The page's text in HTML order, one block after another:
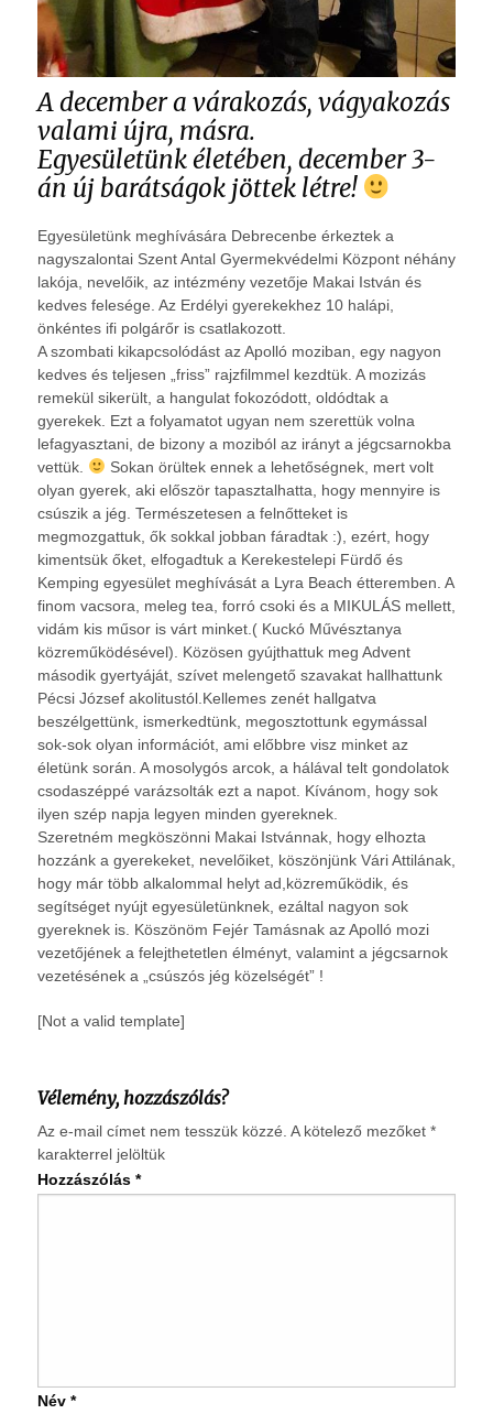
A december a várakozás, vágyakozás
valami újra, másra.
Egyesületünk életében, december 3-
án új barátságok jöttek létre!
Egyesületünk meghívására Debrecenbe érkeztek a
nagyszalontai Szent Antal Gyermekvédelmi Központ néhány
lakója, nevelőik, az intézmény vezetője Makai István és
kedves felesége. Az Erdélyi gyerekekhez 10 halápi,
önkéntes ifi polgárőr is csatlakozott.
A szombati kikapcsolódást az Apolló moziban, egy nagyon
kedves és teljesen „friss” rajzfilmmel kezdtük. A mozizás
remekül sikerült, a hangulat fokozódott, oldódtak a
gyerekek. Ezt a folyamatot ugyan nem szerettük volna
lefagyasztani, de bizony a moziból az irányt a jégcsarnokba
vettük.
Sokan örültek ennek a lehetőségnek, mert volt
olyan gyerek, aki először tapasztalhatta, hogy mennyire is
csúszik a jég. Természetesen a felnőtteket is
megmozgattuk, ők sokkal jobban fáradtak :), ezért, hogy
kimentsük őket, elfogadtuk a Kerekestelepi Fürdő és
Kemping egyesület meghívását a Lyra Beach étteremben. A
finom vacsora, meleg tea, forró csoki és a MIKULÁS mellett,
vidám kis műsor is várt minket.( Kuckó Művésztanya
közreműködésével). Közösen gyújthattuk meg Advent
második gyertyáját, szívet melengető szavakat hallhattunk
Pécsi József akolitustól.Kellemes zenét hallgatva
beszélgettünk, ismerkedtünk, megosztottunk egymással
sok-sok olyan információt, ami előbbre visz minket az
életünk során. A mosolygós arcok, a hálával telt gondolatok
csodaszéppé varázsolták ezt a napot. Kívánom, hogy sok
ilyen szép napja legyen minden gyereknek.
Szeretném megköszönni Makai Istvánnak, hogy elhozta
hozzánk a gyerekeket, nevelőiket, köszönjünk Vári Attilának,
hogy már több alkalommal helyt ad,közreműködik, és
segítséget nyújt egyesületünknek, ezáltal nagyon sok
gyereknek is. Köszönöm Fejér Tamásnak az Apolló mozi
vezetőjének a felejthetetlen élményt, valamint a jégcsarnok
vezetésének a „csúszós jég közelségét” !
[Not a valid template]
Vélemény, hozzászólás?
Az e-mail címet nem tesszük közzé. A kötelező mezőket *
karakterrel jelöltük
Hozzászólás *
Név *